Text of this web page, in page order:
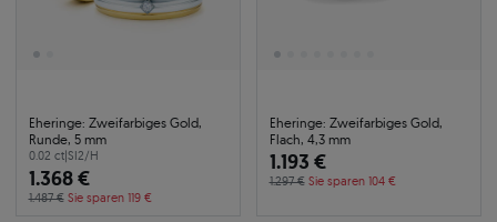
Eheringe: Zweifarbiges Gold,
Runde, 5 mm
0.02 ct|SI2/H
1.368 €
1.487 € Sie sparen 119 €
Eheringe: Zweifarbiges Gold,
Flach, 4,3 mm
1.193 €
1.297 € Sie sparen 104 €